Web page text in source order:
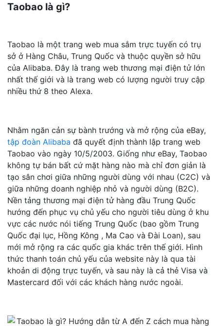
Taobao là gì?
Taobao là một trang web mua sắm trực tuyến có trụ
sở ở Hàng Châu, Trung Quốc và thuộc quyền sở hữu
của Alibaba. Đây là trang web thương mại điện tử lớn
nhất thế giới và là trang web có lượng người truy cập
nhiều thứ 8 theo Alexa.
Nhằm ngăn cản sự bành trướng và mở rộng của eBay,
tập đoàn Alibaba đã quyết định thành lập trang web
Taobao vào ngày 10/5/2003. Giống như eBay, Taobao
không tự bán bất cứ mặt hàng nào mà chỉ đơn giản là
tạo sân chơi giữa những người dùng với nhau (C2C) và
giữa những doanh nghiệp nhỏ và người dùng (B2C).
Nền tảng thương mại điện tử hàng đầu Trung Quốc
hướng đến phục vụ chủ yếu cho người tiêu dùng ở khu
vực các nước nói tiếng Trung Quốc (bao gồm Trung
Quốc đại lục, Hồng Kông , Ma Cao và Đài Loan), sau
mới mở rộng ra các quốc gia khác trên thế giới. Hình
thức thanh toán chủ yếu của website này là qua tài
khoản di động trực tuyến, và sau này là cả thẻ Visa và
Mastercard đối với các khách hàng nước ngoài.